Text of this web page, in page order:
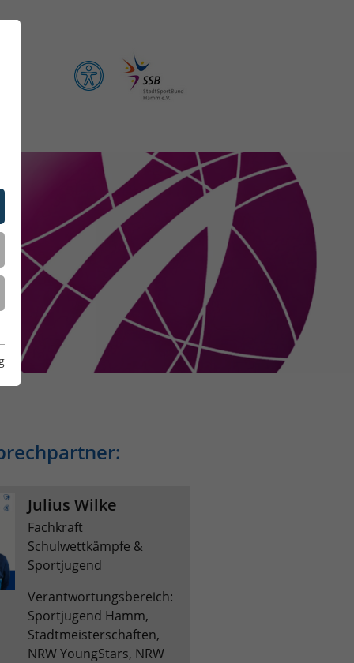
Julius Wilke
Fachkraft
Schulwettkämpfe &
Sportjugend
Verantwortungsbereich:
Sportjugend Hamm,
Stadtmeisterschaften,
NRW YoungStars, NRW